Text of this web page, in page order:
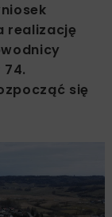
realizację
się